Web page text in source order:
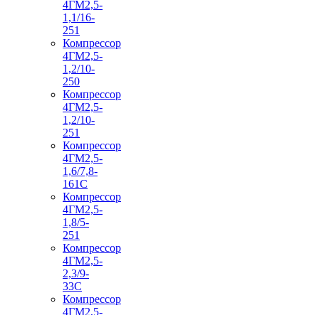
4ГМ2,5-
1,1/16-
251
Компрессор
4ГМ2,5-
1,2/10-
250
Компрессор
4ГМ2,5-
1,2/10-
251
Компрессор
4ГМ2,5-
1,6/7,8-
161С
Компрессор
4ГМ2,5-
1,8/5-
251
Компрессор
4ГМ2,5-
2,3/9-
33С
Компрессор
4ГМ2,5-